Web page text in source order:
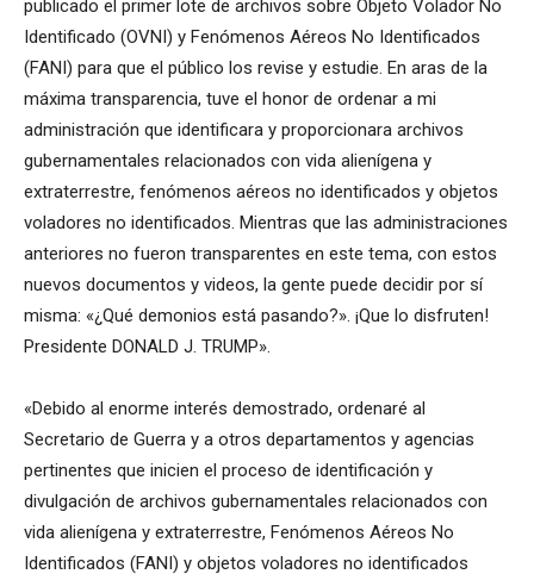
publicado el primer lote de archivos sobre Objeto Volador No
Identificado (OVNI) y Fenómenos Aéreos No Identificados
(FANI) para que el público los revise y estudie. En aras de la
máxima transparencia, tuve el honor de ordenar a mi
administración que identificara y proporcionara archivos
gubernamentales relacionados con vida alienígena y
extraterrestre, fenómenos aéreos no identificados y objetos
voladores no identificados. Mientras que las administraciones
anteriores no fueron transparentes en este tema, con estos
nuevos documentos y videos, la gente puede decidir por sí
misma: «¿Qué demonios está pasando?». ¡Que lo disfruten!
Presidente DONALD J. TRUMP».
«Debido al enorme interés demostrado, ordenaré al
Secretario de Guerra y a otros departamentos y agencias
pertinentes que inicien el proceso de identificación y
divulgación de archivos gubernamentales relacionados con
vida alienígena y extraterrestre, Fenómenos Aéreos No
Identificados (FANI) y objetos voladores no identificados